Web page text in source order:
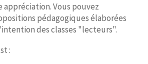
Vous pouvez
pédagogiques élaborées
des classes "lecteurs".
: